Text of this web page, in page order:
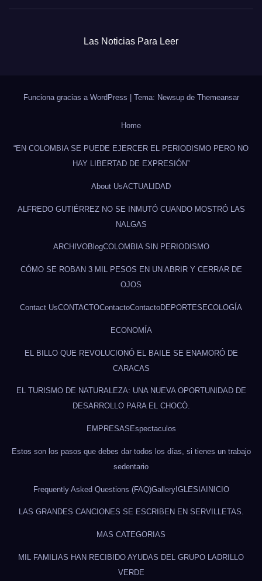
Las Noticias Para Leer
Funciona gracias a WordPress Tema: Newsup de Themeansar
Home
“EN COLOMBIA SE PUEDE EJERCER EL PERIODISMO PERO NO
HAY LIBERTAD DE EXPRESIÓN”
About UsACTUALIDAD
ALFREDO GUTIÉRREZ NO SE INMUTÓ CUANDO MOSTRÓ LAS
NALGAS
ARCHIVOBlogCOLOMBIA SIN PERIODISMO
CÓMO SE ROBAN 3 MIL PESOS EN UN ABRIR Y CERRAR DE
OJOS
Contact UsCONTACTOContactoContactoDEPORTES ECOLOGÍA
ECONOMÍA
EL BILLO QUE REVOLUCIONÓ EL BAILE SE ENAMORÓ DE
CARACAS
EL TURISMO DE NATURALEZA: UNA NUEVA OPORTUNIDAD DE
DESARROLLO PARA EL CHOCÓ.
EMPRESAS Espectaculos
Estos son los pasos que debes dar todos los días, si tienes un trabajo
sedentario
Frequently Asked Questions (FAQ)GalleryIGLESIAINICIO
LAS GRANDES CANCIONES SE ESCRIBEN EN SERVILLETAS.
MAS CATEGORIAS
MIL FAMILIAS HAN RECIBIDO AYUDAS DEL GRUPO LADRILLO
VERDE